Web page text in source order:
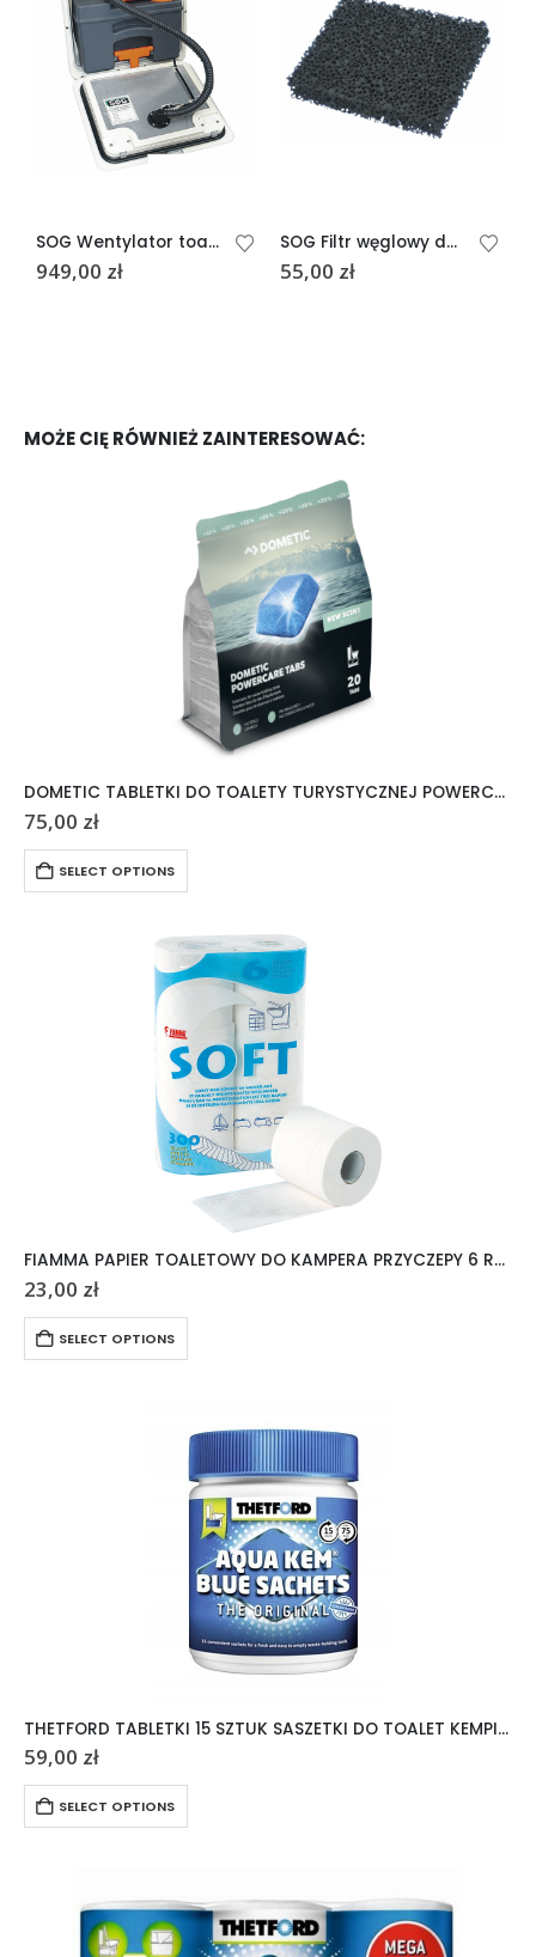
SOG Wentylator toalety typ F C250/260 Wersja ścienna
949,00 zł
SOG Filtr węglowy do drzwi wentylacyjnych
55,00 zł
MOŻE CIĘ RÓWNIEŻ ZAINTERESOWAĆ:
DOMETIC TABLETKI DO TOALETY TURYSTYCZNEJ POWERCARE TABS 20 SZTUK
75,00 zł
SELECT OPTIONS
FIAMMA PAPIER TOALETOWY DO KAMPERA PRZYCZEPY 6 ROLEK
23,00 zł
SELECT OPTIONS
THETFORD TABLETKI 15 SZTUK SASZETKI DO TOALET KEMPINGOWYCH AQUA KEM
59,00 zł
SELECT OPTIONS